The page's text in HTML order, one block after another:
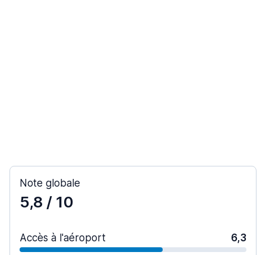
Note globale
5,8 / 10
Accès à l'aéroport 6,3